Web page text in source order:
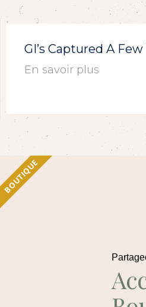
GI’s Captured A
En savoir plus
BOUTIQUE